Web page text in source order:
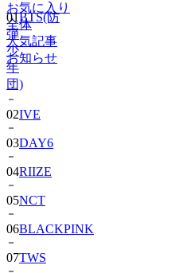
お気に入り
全体
人気記事
お知らせ
01BTS(防
弾
少
年
団)
02IVE
03DAY6
04RIIZE
05NCT
06BLACKPINK
07TWS